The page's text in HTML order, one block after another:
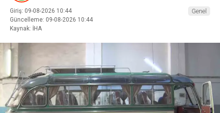
Giriş: 09-08-2026 10:44
Güncelleme: 09-08-2026 10:44
Kaynak: İHA
Genel